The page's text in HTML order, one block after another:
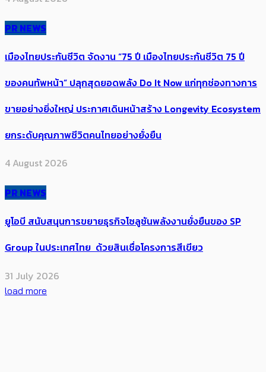
PR NEWS
เมืองไทยประกันชีวิต จัดงาน “75 ปี เมืองไทยประกันชีวิต 75 ปี
ของคนทัพหน้า” ปลุกสุดยอดพลัง Do It Now แก่ทุกช่องทางการ
ขายอย่างยิ่งใหญ่ ประกาศเดินหน้าสร้าง Longevity Ecosystem
ยกระดับคุณภาพชีวิตคนไทยอย่างยั่งยืน
4 August 2026
PR NEWS
ยูโอบี สนับสนุนการขยายธุรกิจโซลูชันพลังงานยั่งยืนของ SP
Group ในประเทศไทย ด้วยสินเชื่อโครงการสีเขียว
31 July 2026
load more